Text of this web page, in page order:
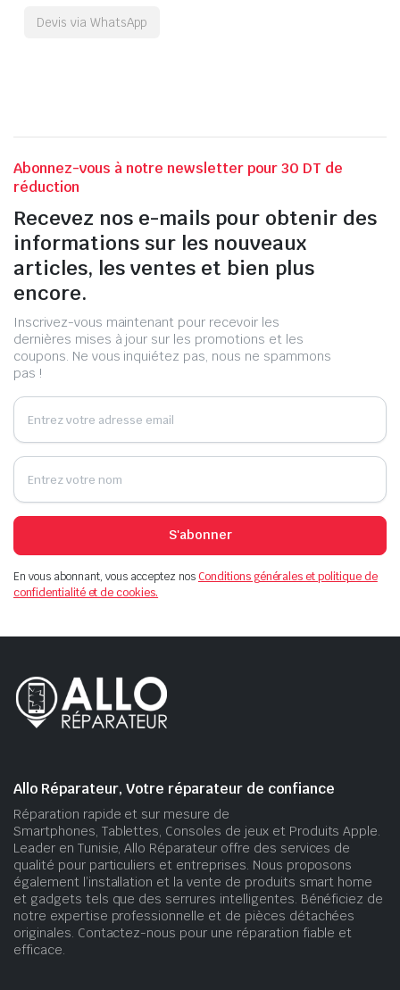
Devis via WhatsApp
Abonnez-vous à notre newsletter pour 30 DT de
réduction
Recevez nos e-mails pour obtenir des
informations sur les nouveaux
articles, les ventes et bien plus
encore.
Inscrivez-vous maintenant pour recevoir les
dernières mises à jour sur les promotions et les
coupons. Ne vous inquiétez pas, nous ne spammons
pas !
S'abonner
En vous abonnant, vous acceptez nosConditions générales et politique de
confidentialité et de cookies.
Allo Réparateur, Votre réparateur de confiance
Réparation rapide et sur mesure de
Smartphones, Tablettes, Consoles de jeux et Produits Apple.
Leader en Tunisie, Allo Réparateur offre des services de
qualité pour particuliers et entreprises. Nous proposons
également l’installation et la vente de produits smart home
et gadgets tels que des serrures intelligentes. Bénéficiez de
notre expertise professionnelle et de pièces détachées
originales. Contactez-nous pour une réparation fiable et
efficace.